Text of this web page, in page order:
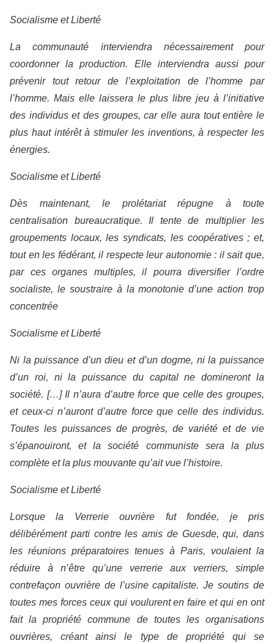
Socialisme et Liberté
La communauté interviendra nécessairement pour
coordonner la production. Elle interviendra aussi pour
prévenir tout retour de l’exploitation de l’homme par
l’homme. Mais elle laissera le plus libre jeu à l’initiative
des individus et des groupes, car elle aura tout entière le
plus haut intérêt à stimuler les inventions, à respecter les
énergies.
Socialisme et Liberté
Dès maintenant, le prolétariat répugne à toute
centralisation bureaucratique. Il tente de multiplier les
groupements locaux, les syndicats, les coopératives ; et,
tout en les fédérant, il respecte leur autonomie : il sait que,
par ces organes multiples, il pourra diversifier l’ordre
socialiste, le soustraire à la monotonie d’une action trop
concentrée
Socialisme et Liberté
Ni la puissance d’un dieu et d’un dogme, ni la puissance
d’un roi, ni la puissance du capital ne domineront la
société. […] Il n’aura d’autre force que celle des groupes,
et ceux-ci n’auront d’autre force que celle des individus.
Toutes les puissances de progrès, de variété et de vie
s’épanouiront, et la société communiste sera la plus
complète et la plus mouvante qu’ait vue l’histoire.
Socialisme et Liberté
Lorsque la Verrerie ouvrière fut fondée, je pris
délibérément parti contre les amis de Guesde, qui, dans
les réunions préparatoires tenues à Paris, voulaient la
réduire à n’être qu’une verrerie aux verriers, simple
contrefaçon ouvrière de l’usine capitaliste. Je soutins de
toutes mes forces ceux qui voulurent en faire et qui en ont
fait la propriété commune de toutes les organisations
ouvrières, créant ainsi le type de propriété qui se